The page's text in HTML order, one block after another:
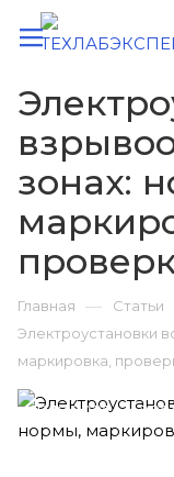
зонах:
Главная — Статьи
Электроустановки
маркировка,
18.12.2025 280